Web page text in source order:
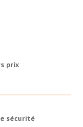
prix
sécurité